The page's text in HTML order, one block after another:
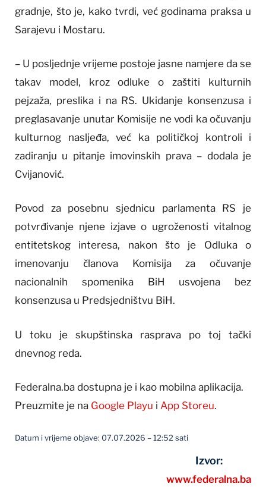
gradnje, što je, kako tvrdi, već godinama praksa u
Sarajevu i Mostaru.
– U posljednje vrijeme postoje jasne namjere da se
takav model, kroz odluke o zaštiti kulturnih
pejzaža, preslika i na RS. Ukidanje konsenzusa i
preglasavanje unutar Komisije ne vodi ka očuvanju
kulturnog nasljeđa, već ka političkoj kontroli i
zadiranju u pitanje imovinskih prava – dodala je
Cvijanović.
Povod za posebnu sjednicu parlamenta RS je
potvrđivanje njene izjave o ugroženosti vitalnog
entitetskog interesa, nakon što je Odluka o
imenovanju članova Komisija za očuvanje
nacionalnih spomenika BiH usvojena bez
konsenzusa u Predsjedništvu BiH.
U toku je skupštinska rasprava po toj tački
dnevnog reda.
Federalna.ba dostupna je i kao mobilna aplikacija.
Preuzmite je na Google Playu i App Storeu.
Datum i vrijeme objave: 07.07.2026 – 12:52 sati
Izvor:
www.federalna.ba